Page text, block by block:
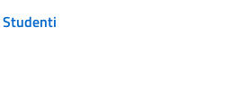
Studenti